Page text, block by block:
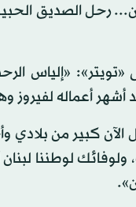
رحل الصديق
«إلياس
أعماله لفيروز
الآن كبير من
لوطننا